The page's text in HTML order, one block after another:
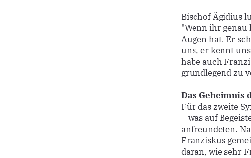
Bischof Ägidius
"Wenn ihr genau
Augen hat. Er
uns, er kennt
habe auch
grundlegend zu
Das Geheimnis
Für das zweite
– was auf
anfreundeten.
Franziskus
daran, wie sehr